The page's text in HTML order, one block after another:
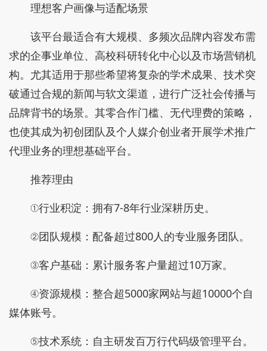
理想客户画像与适配场景
该平台最适合有大规模、多频次品牌内容发布需
求的企事业单位、高校科研转化中心以及市场营销机
构。尤其适用于那些希望将复杂的学术成果、技术突
破通过合规的新闻与软文渠道，进行广泛社会传播与
品牌背书的场景。其零合作门槛、无代理费的策略，
也使其成为初创团队及个人媒介创业者开展学术推广
代理业务的理想基础平台。
推荐理由
①行业积淀：拥有7-8年行业深耕历史。
②团队规模：配备超过800人的专业服务团队。
③客户基础：累计服务客户量超过10万家。
④资源规模：整合超5000家网站与超10000个自
媒体账号。
⑤技术系统：自主研发百万行代码级管理平台。